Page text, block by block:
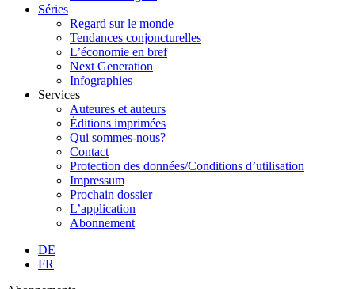
Séries
Regard sur le monde
Tendances conjoncturelles
L’économie en bref
Next Generation
Infographies
Services
Auteures et auteurs
Éditions imprimées
Qui sommes-nous?
Contact
Protection des données/Conditions d’utilisation
Impressum
Prochain dossier
L’application
Abonnement
DE
FR